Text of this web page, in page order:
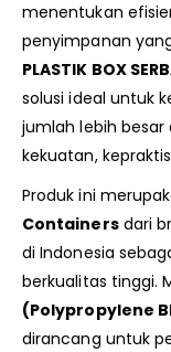
menentukan
penyimpanan
PLASTIK BOX
solusi ideal untuk
jumlah lebih
kekuatan,
Produk ini
Containersdari
di Indonesia
berkualitas tinggi.
(Polypropylene
dirancang untuk